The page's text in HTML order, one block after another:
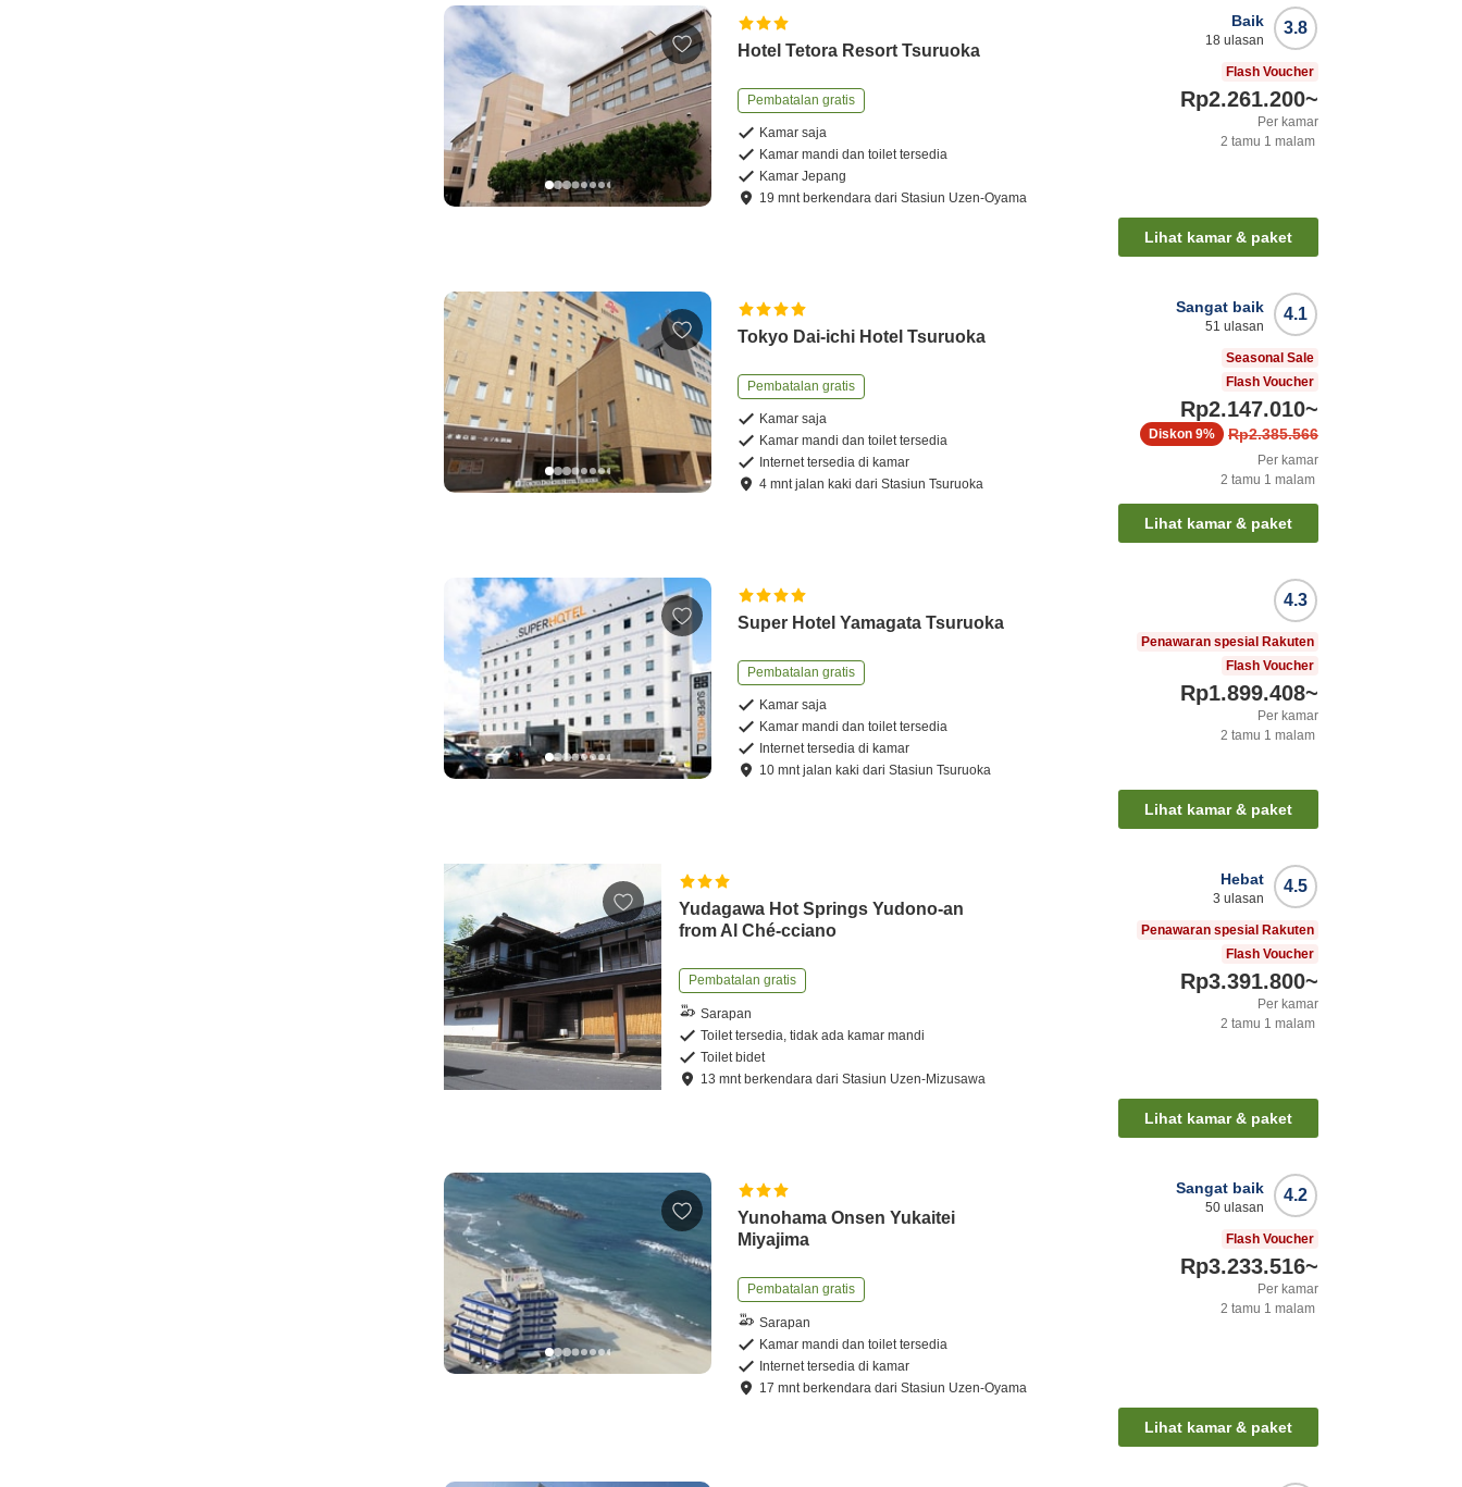
Hotel Tetora Resort Tsuruoka
Pembatalan gratis
Kamar saja
Kamar mandi dan toilet tersedia
Kamar Jepang
19 mnt berkendara dariStasiun Uzen-Oyama
3.8
Baik
18 ulasan
Flash Voucher
Rp2.261.200~
Per kamar
2 tamu 1 malam
Lihat kamar & paket
Tokyo Dai-ichi Hotel Tsuruoka
Pembatalan gratis
Kamar saja
Kamar mandi dan toilet tersedia
Internet tersedia di kamar
4 mntjalan kaki dariStasiun Tsuruoka
4.1
Sangat baik
51 ulasan
Seasonal Sale
Flash Voucher
Rp2.147.010~
Rp2.385.566
Diskon 9%
Per kamar
2 tamu 1 malam
Lihat kamar & paket
Super Hotel Yamagata Tsuruoka
Pembatalan gratis
Kamar saja
Kamar mandi dan toilet tersedia
Internet tersedia di kamar
10 mntjalan kaki dariStasiun Tsuruoka
4.3
Penawaran spesial Rakuten
Flash Voucher
Rp1.899.408~
Per kamar
2 tamu 1 malam
Lihat kamar & paket
Yudagawa Hot Springs Yudono-an
from Al Ché-cciano
Pembatalan gratis
Sarapan
Toilet tersedia, tidak ada kamar mandi
Toilet bidet
13 mnt berkendara dariStasiun Uzen-Mizusawa
4.5
Hebat
3 ulasan
Penawaran spesial Rakuten
Flash Voucher
Rp3.391.800~
Per kamar
2 tamu 1 malam
Lihat kamar & paket
Yunohama Onsen Yukaitei
Miyajima
Pembatalan gratis
Sarapan
Kamar mandi dan toilet tersedia
Internet tersedia di kamar
17 mnt berkendara dariStasiun Uzen-Oyama
4.2
Sangat baik
50 ulasan
Flash Voucher
Rp3.233.516~
Per kamar
2 tamu 1 malam
Lihat kamar & paket